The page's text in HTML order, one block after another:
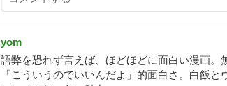
yom
語弊を恐れず言えば、ほどほどに面白い漫画。
「こういうのでいいんだよ」的面白さ。白飯